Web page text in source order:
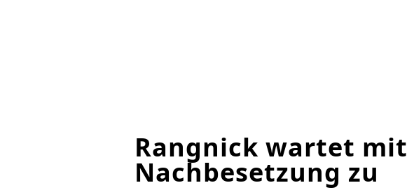
Rangnick wartet mit
Nachbesetzung zu